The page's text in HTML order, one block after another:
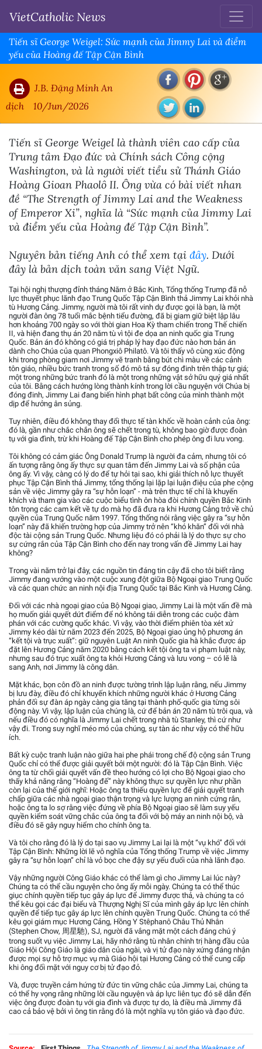
VietCatholic News
Tiến sĩ George Weigel: Sức mạnh của Jimmy Lai và điểm
yếu của Hoàng đế Tập Cận Bình
J.B. Đặng Minh An
dịch
10/Jun/2026
Tiến sĩ George Weigel là thành viên cao cấp của
Trung tâm Đạo đức và Chính sách Công cộng
Washington, và là người viết tiểu sử Thánh Giáo
Hoàng Gioan Phaolô II. Ông vừa có bài viết nhan
đề “The Strength of Jimmy Lai and the Weakness
of Emperor Xi”, nghĩa là “Sức mạnh của Jimmy Lai
và điểm yếu của Hoàng đế Tập Cận Bình”.
Nguyên bản tiếng Anh có thể xem tại đây. Dưới
đây là bản dịch toàn văn sang Việt Ngữ.
Tại hội nghị thượng đỉnh tháng Năm ở Bắc Kinh, Tổng thống Trump đã nỗ
lực thuyết phục lãnh đạo Trung Quốc Tập Cận Bình thả Jimmy Lai khỏi nhà
tù Hương Cảng. Jimmy, người mà tôi rất vinh dự được gọi là bạn, là một
người đàn ông 78 tuổi mắc bệnh tiểu đường, đã bị giam giữ biệt lập lâu
hơn khoảng 700 ngày so với thời gian Hoa Kỳ tham chiến trong Thế chiến
II, và hiện đang thụ án 20 năm tù vì tội đe dọa an ninh quốc gia Trung
Quốc. Bản án đó không có giá trị pháp lý hay đạo đức nào hơn bản án
dành cho Chúa của quan Phongxiô Philatô. Và tôi thấy vô cùng xúc động
khi trong phòng giam nơi Jimmy vẽ tranh bằng bút chì màu về các cảnh
tôn giáo, nhiều bức tranh trong số đó mô tả sự đóng đinh trên thập tự giá;
một trong những bức tranh đó là một trong những vật sở hữu quý giá nhất
của tôi. Bằng cách hướng lòng thành kính trong lời cầu nguyện với Chúa bị
đóng đinh, Jimmy Lai đang biến hình phạt bất công của mình thành một
dịp để hưởng ân sủng.
Tuy nhiên, điều đó không thay đổi thực tế tàn khốc về hoàn cảnh của ông:
đó là, gần như chắc chắn ông sẽ chết trong tù, không bao giờ được đoàn
tụ với gia đình, trừ khi Hoàng đế Tập Cận Bình cho phép ông đi lưu vong.
Tôi không có cảm giác Ông Donald Trump là người đa cảm, nhưng tôi có
ấn tượng rằng ông ấy thực sự quan tâm đến Jimmy Lai và số phận của
ông ấy. Vì vậy, càng có lý do để tự hỏi tại sao, khi giải thích nỗ lực thuyết
phục Tập Cận Bình thả Jimmy, tổng thống lại lặp lại luận điệu của phe cộng
sản về việc Jimmy gây ra “sự hỗn loạn” - mà trên thực tế chỉ là khuyến
khích và tham gia vào các cuộc biểu tình ôn hòa đòi chính quyền Bắc Kinh
tôn trọng các cam kết về tự do mà họ đã đưa ra khi Hương Cảng trở về chủ
quyền của Trung Quốc năm 1997. Tổng thống nói rằng việc gây ra “sự hỗn
loạn” này đã khiến trường hợp của Jimmy trở nên “khó khăn” đối với nhà
độc tài cộng sản Trung Quốc. Nhưng liệu đó có phải là lý do thực sự cho
sự cứng rắn của Tập Cận Bình cho đến nay trong vấn đề Jimmy Lai hay
không?
Trong vài năm trở lại đây, các nguồn tin đáng tin cậy đã cho tôi biết rằng
Jimmy đang vướng vào một cuộc xung đột giữa Bộ Ngoại giao Trung Quốc
và các quan chức an ninh nội địa Trung Quốc tại Bắc Kinh và Hương Cảng.
Đối với các nhà ngoại giao của Bộ Ngoại giao, Jimmy Lai là một vấn đề mà
họ muốn giải quyết dứt điểm để nó không tái diễn trong các cuộc đàm
phán với các cường quốc khác. Vì vậy, vào thời điểm phiên tòa xét xử
Jimmy kéo dài từ năm 2023 đến 2025, Bộ Ngoại giao ủng hộ phương án
“kết tội và trục xuất”: giữ nguyên Luật An ninh Quốc gia hà khắc được áp
đặt lên Hương Cảng năm 2020 bằng cách kết tội ông ta vi phạm luật này,
nhưng sau đó trục xuất ông ta khỏi Hương Cảng và lưu vong – có lẽ là
sang Anh, nơi Jimmy là công dân.
Mặt khác, bọn côn đồ an ninh được tường trình lập luận rằng, nếu Jimmy
bị lưu đày, điều đó chỉ khuyến khích những người khác ở Hương Cảng
phản đối sự đàn áp ngày càng gia tăng tại thành phố-quốc gia từng sôi
động này. Vì vậy, lập luận của chúng là, cứ để bản án 20 năm tù trôi qua, và
nếu điều đó có nghĩa là Jimmy Lai chết trong nhà tù Stanley, thì cứ như
vậy đi. Trong suy nghĩ méo mó của chúng, sự tàn ác như vậy có thể hữu
ích.
Bất kỳ cuộc tranh luận nào giữa hai phe phái trong chế độ cộng sản Trung
Quốc chỉ có thể được giải quyết bởi một người: đó là Tập Cận Bình. Việc
ông ta từ chối giải quyết vấn đề theo hướng có lợi cho Bộ Ngoại giao cho
thấy khả năng rằng “Hoàng đế” này không thực sự quyền lực như phần
còn lại của thế giới nghĩ: Hoặc ông ta thiếu quyền lực để giải quyết tranh
chấp giữa các nhà ngoại giao thận trọng và lực lượng an ninh cứng rắn,
hoặc ông ta lo sợ rằng việc đứng về phía Bộ Ngoại giao sẽ làm suy yếu
quyền kiểm soát vững chắc của ông ta đối với bộ máy an ninh nội bộ, và
điều đó sẽ gây nguy hiểm cho chính ông ta.
Và tôi cho rằng đó là lý do tại sao vụ Jimmy Lai lại là một “vụ khó” đối với
Tập Cận Bình: Những lời lẽ vô nghĩa của Tổng thống Trump về việc Jimmy
gây ra “sự hỗn loạn” chỉ là vỏ bọc che đậy sự yếu đuối của nhà lãnh đạo.
Vậy những người Công Giáo khác có thể làm gì cho Jimmy Lai lúc này?
Chúng ta có thể cầu nguyện cho ông ấy mỗi ngày. Chúng ta có thể thúc
giục chính quyền tiếp tục gây áp lực để Jimmy được thả, và chúng ta có
thể kêu gọi các đại biểu và Thượng Nghị Sĩ của mình gây áp lực lên chính
quyền để tiếp tục gây áp lực lên chính quyền Trung Quốc. Chúng ta có thể
kêu gọi giám mục Hương Cảng, Hồng Y Stêphanô Châu Thủ Nhân
(Stephen Chow, 周星馳), SJ, người đã vắng mặt một cách đáng chú ý
trong suốt vụ việc Jimmy Lai, hãy nhớ rằng tù nhân chính trị hàng đầu của
Giáo Hội Công Giáo là giáo dân của ngài, và vị tử đạo này xứng đáng nhận
được mọi sự hỗ trợ mục vụ mà Giáo hội tại Hương Cảng có thể cung cấp
khi ông đối mặt với nguy cơ bị tử đạo đỏ.
Và, được truyền cảm hứng từ đức tin vững chắc của Jimmy Lai, chúng ta
có thể hy vọng rằng những lời cầu nguyện và áp lực liên tục đó sẽ dẫn đến
việc ông được đoàn tụ với gia đình và được tự do, là điều mà Jimmy đã
cao cả bảo vệ bởi vì ông tin rằng đó là một nghĩa vụ tôn giáo và đạo đức.